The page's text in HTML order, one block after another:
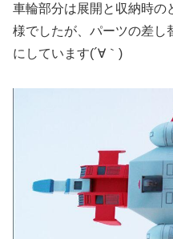
車輪部分は展開と収納時の
様でしたが、パーツの差し
にしています(´∀｀)